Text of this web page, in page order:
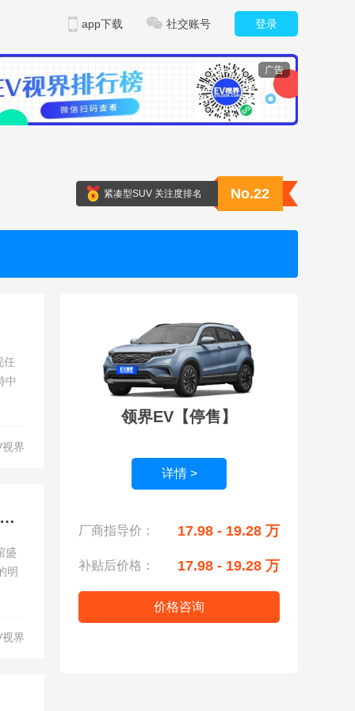
登录
社交账号
app下载
广告
紧凑型SUV 关注度排名 No.22
任
中
界
放天性 去野行 智趣烈马、新蒙迪欧双星闪耀 福特全明星阵容登陆2025广州车展
盛
明
界
领界EV【停售】
详情 >
厂商指导价： 17.98 - 19.28 万
补贴后价格： 17.98 - 19.28 万
价格咨询